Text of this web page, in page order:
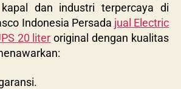
dan industri terpercaya di
Indonesia Persada jual Electric
20 liter original dengan kualitas